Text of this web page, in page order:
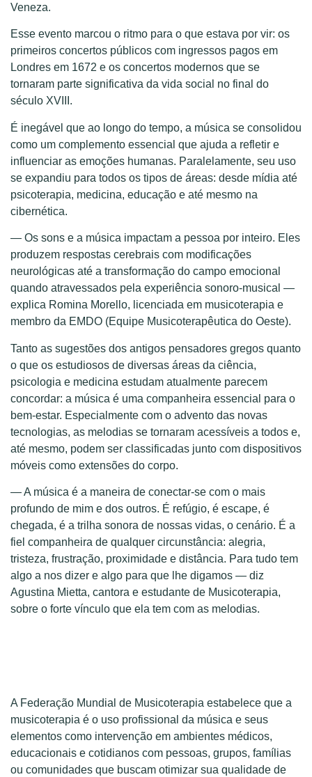
Veneza.
Esse evento marcou o ritmo para o que estava por vir: os
primeiros concertos públicos com ingressos pagos em
Londres em 1672 e os concertos modernos que se
tornaram parte significativa da vida social no final do
século XVIII.
É inegável que ao longo do tempo, a música se consolidou
como um complemento essencial que ajuda a refletir e
influenciar as emoções humanas. Paralelamente, seu uso
se expandiu para todos os tipos de áreas: desde mídia até
psicoterapia, medicina, educação e até mesmo na
cibernética.
— Os sons e a música impactam a pessoa por inteiro. Eles
produzem respostas cerebrais com modificações
neurológicas até a transformação do campo emocional
quando atravessados pela experiência sonoro-musical —
explica Romina Morello, licenciada em musicoterapia e
membro da EMDO (Equipe Musicoterapêutica do Oeste).
Tanto as sugestões dos antigos pensadores gregos quanto
o que os estudiosos de diversas áreas da ciência,
psicologia e medicina estudam atualmente parecem
concordar: a música é uma companheira essencial para o
bem-estar. Especialmente com o advento das novas
tecnologias, as melodias se tornaram acessíveis a todos e,
até mesmo, podem ser classificadas junto com dispositivos
móveis como extensões do corpo.
— A música é a maneira de conectar-se com o mais
profundo de mim e dos outros. É refúgio, é escape, é
chegada, é a trilha sonora de nossas vidas, o cenário. É a
fiel companheira de qualquer circunstância: alegria,
tristeza, frustração, proximidade e distância. Para tudo tem
algo a nos dizer e algo para que lhe digamos — diz
Agustina Mietta, cantora e estudante de Musicoterapia,
sobre o forte vínculo que ela tem com as melodias.
A Federação Mundial de Musicoterapia estabelece que a
musicoterapia é o uso profissional da música e seus
elementos como intervenção em ambientes médicos,
educacionais e cotidianos com pessoas, grupos, famílias
ou comunidades que buscam otimizar sua qualidade de